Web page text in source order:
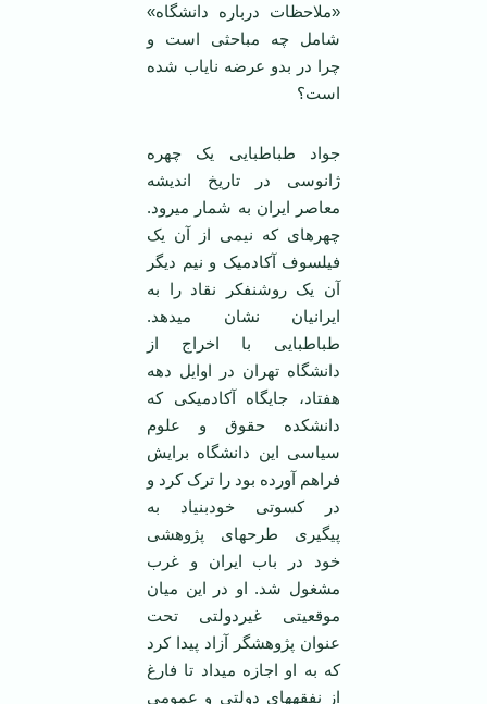
«ملاحظات درباره دانشگاه»
شامل چه مباحثی است و
چرا در بدو عرضه نایاب شده
است؟
جواد طباطبایی یک چهره
ژانوسی در تاریخ اندیشه
معاصر ایران به شمار می‏رود.
چهره‏ای که نیمی از آن یک
فیلسوف آکادمیک و نیم دیگر
آن یک روشنفکر نقاد را به
ایرانیان نشان می‏دهد.
طباطبایی با اخراج از
دانشگاه تهران در اوایل دهه
هفتاد، جایگاه آکادمیکی که
دانشکده حقوق و علوم
سیاسی این دانشگاه برایش
فراهم آورده بود را ترک کرد و
در کسوتی خودبنیاد به
پیگیری طرح‏های پژوهشی
خود در باب ایران و غرب
مشغول شد. او در این میان
موقعیتی غیردولتی تحت
عنوان پژوهشگر آزاد پیدا کرد
که به او اجازه می‏داد تا فارغ
از نفقه‏های دولتی و عمومی